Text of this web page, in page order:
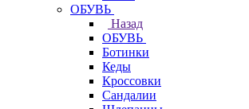
ОБУВЬ
Назад
ОБУВЬ
Ботинки
Кеды
Кроссовки
Сандалии